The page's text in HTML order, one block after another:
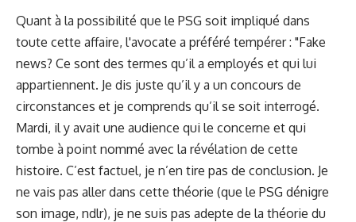
Quant à la possibilité que le PSG soit impliqué dans
toute cette affaire, l'avocate a préféré tempérer : "Fake
news? Ce sont des termes qu’il a employés et qui lui
appartiennent. Je dis juste qu’il y a un concours de
circonstances et je comprends qu’il se soit interrogé.
Mardi, il y avait une audience qui le concerne et qui
tombe à point nommé avec la révélation de cette
histoire. C’est factuel, je n’en tire pas de conclusion. Je
ne vais pas aller dans cette théorie (que le PSG dénigre
son image, ndlr), je ne suis pas adepte de la théorie du